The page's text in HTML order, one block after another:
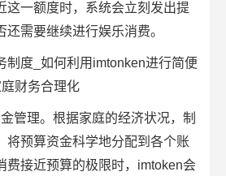
这一额度时，系统会立刻发出提
还需要继续进行娱乐消费。
管理。根据家庭的经济状况，制
将预算资金科学地分配到各个账
费接近预算的极限时，imtoken会